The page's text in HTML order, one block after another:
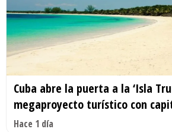
Cuba abre la puerta a la ‘Isla
megaproyecto turístico con
Hace 1 día